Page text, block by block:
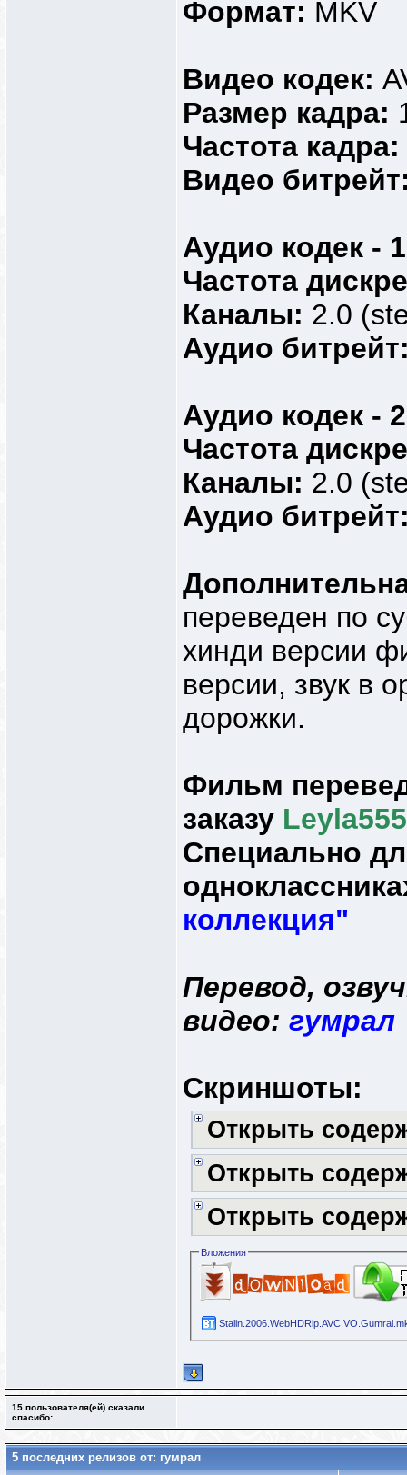
Формат: MKV
Видео кодек:
Размер кадра:
Частота кадра:
Видео
Аудио кодек -
Частота
Каналы: 2.0
Аудио
Аудио кодек -
Частота
Каналы: 2.0
Аудио
переведен по
хинди версии
версии, звук в
дорожки.
Фильм
заказу
Специально
коллекция"
Перевод,
видео: гумрал
Скриншоты:
Открыть
Открыть
Открыть
Вложения
15 пользователя(ей) сказали
cпасибо:
5 последних релизов от: гумрал